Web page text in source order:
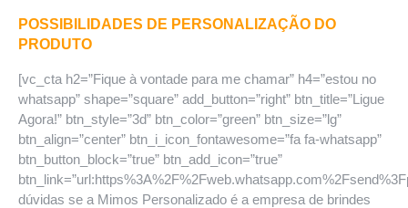
POSSIBILIDADES DE PERSONALIZAÇÃO DO
PRODUTO
[vc_cta h2=”Fique à vontade para me chamar” h4=”estou no
whatsapp” shape=”square” add_button=”right” btn_title=”Ligue
Agora!” btn_style=”3d” btn_color=”green” btn_size=”lg”
btn_align=”center” btn_i_icon_fontawesome=”fa fa-whatsapp”
btn_button_block=”true” btn_add_icon=”true”
dúvidas se a Mimos Personalizado é a empresa de brindes